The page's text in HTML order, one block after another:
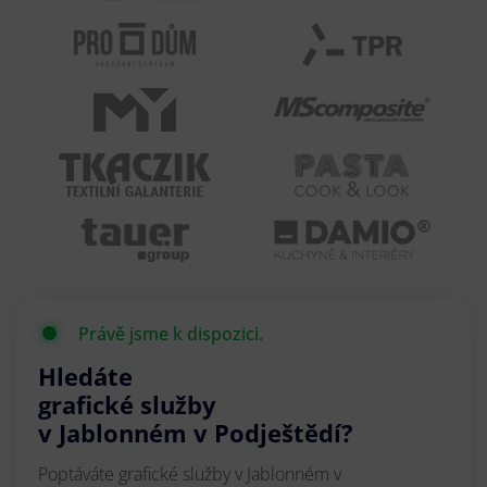
Právě jsme k dispozici.
Hledáte
grafické služby
v Jablonném v Podještědí?
Poptáváte grafické služby v Jablonném v